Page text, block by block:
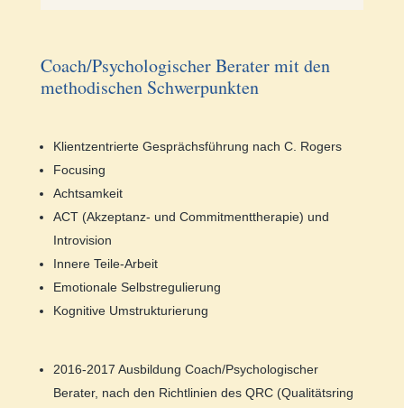
Coach/Psychologischer Berater mit den
methodischen Schwerpunkten
Klientzentrierte Gesprächsführung nach C. Rogers
Focusing
Achtsamkeit
ACT (Akzeptanz- und Commitmenttherapie) und
Introvision
Innere Teile-Arbeit
Emotionale Selbstregulierung
Kognitive Umstrukturierung
2016-2017 Ausbildung Coach/Psychologischer
Berater, nach den Richtlinien des QRC (Qualitätsring